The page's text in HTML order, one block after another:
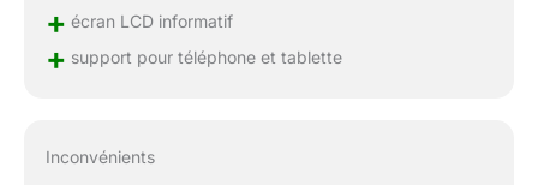
+ écran LCD informatif
+ support pour téléphone et tablette
Inconvénients